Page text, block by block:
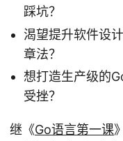
踩坑？
渴望提升软件设
章法？
想打造生产级的
受挫？
继《Go语言第一课